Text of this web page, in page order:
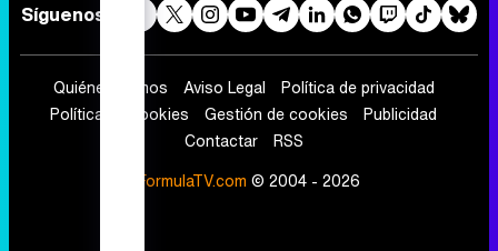
Síguenos
Quiénes somos Aviso Legal
Política de privacidad
Política de cookies
Gestión de cookies
Publicidad
Contactar
RSS
FormulaTV.com © 2004 - 2026